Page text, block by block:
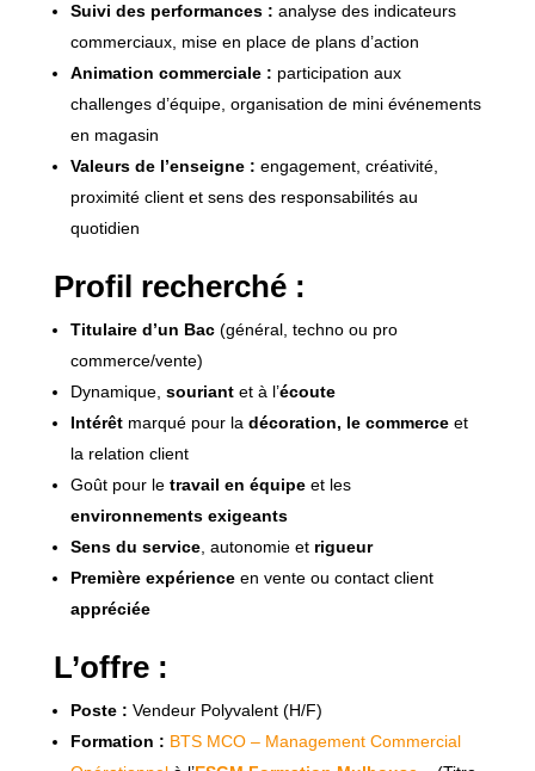
Suivi des performances : analyse des indicateurs
commerciaux, mise en place de plans d’action
Animation commerciale : participation aux
challenges d’équipe, organisation de mini événements
en magasin
Valeurs de l’enseigne : engagement, créativité,
proximité client et sens des responsabilités au
quotidien
Profil recherché :
Titulaire d’un Bac (général, techno ou pro
commerce/vente)
Dynamique, souriant et à l’écoute
Intérêt marqué pour la décoration, le commerceet
la relation client
Goût pour le travail en équipeet les
environnements exigeants
Sens du service, autonomie et rigueur
Première expérienceen vente ou contact client
appréciée
L’offre :
Poste : Vendeur Polyvalent (H/F)
Formation : BTS MCO – Management Commercial